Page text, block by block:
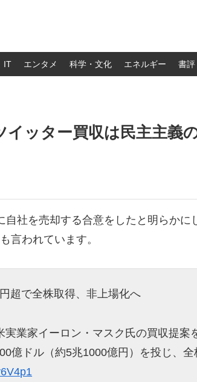
IT エンタメ 科学・文化 エネルギー 書評
ッター買収は民主主義
社を売却する合意をしたと明らかに
言われています。
超で全株取得、非上場化へ
業家イーロン・マスク氏の買収提案
億ドル（約5兆1000億円）を投じ、全